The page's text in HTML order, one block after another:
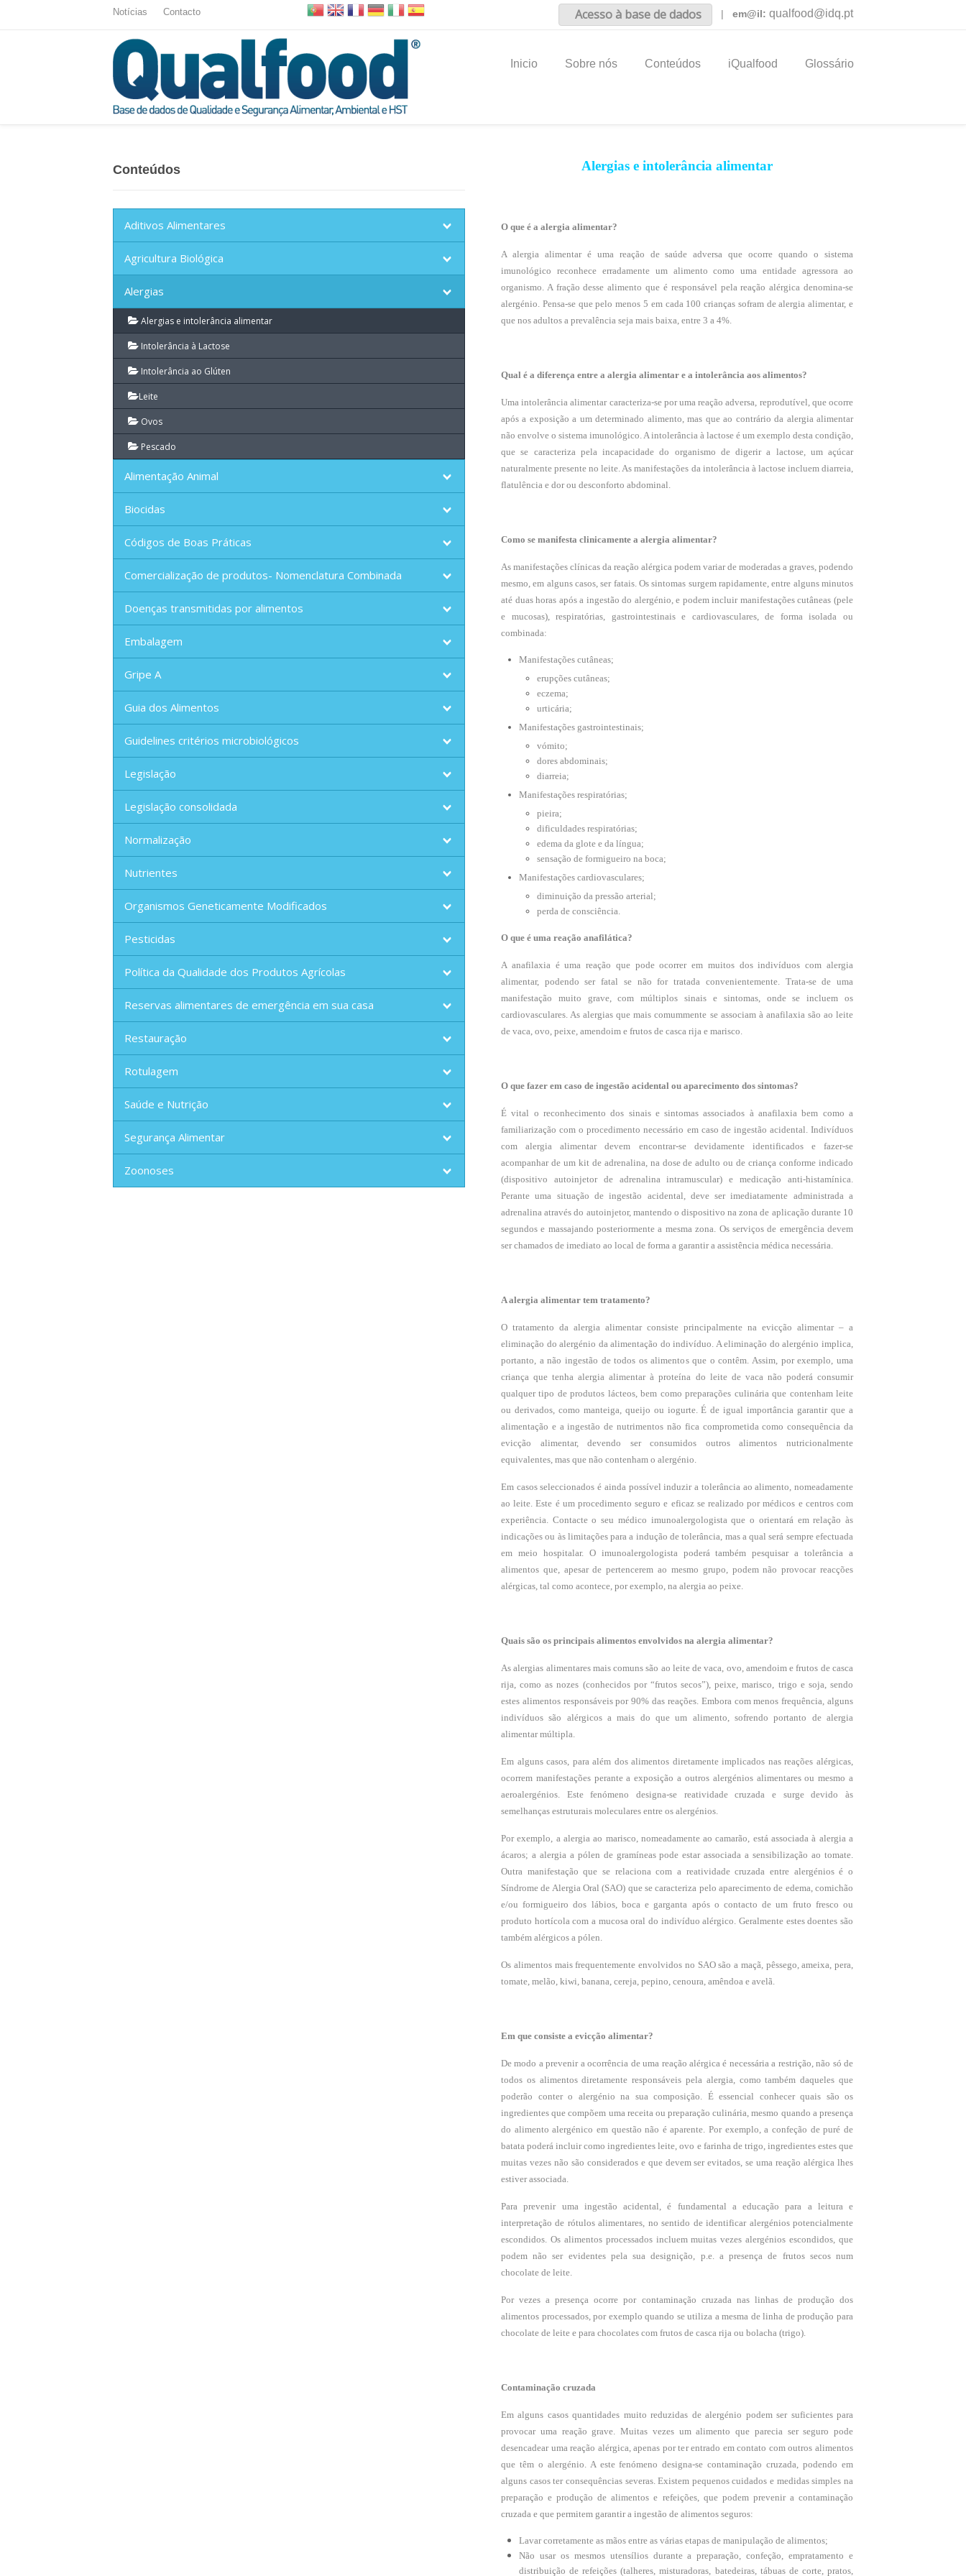
Notícias Contacto Acesso à base de dados | em@il: qualfood@idq.pt
Inicio Sobre nós Conteúdos iQualfood Glossário
Alergias e intolerância alimentar
O que é a alergia alimentar?
A alergia alimentar é uma reação de saúde adversa que ocorre quando o sistema
imunológico reconhece erradamente um alimento como uma entidade agressora ao
organismo. A fração desse alimento que é responsável pela reação alérgica denomina-se
alergénio. Pensa-se que pelo menos 5 em cada 100 crianças sofram de alergia alimentar, e
que nos adultos a prevalência seja mais baixa, entre 3 a 4%.
Qual é a diferença entre a alergia alimentar e a intolerância aos alimentos?
Uma intolerância alimentar caracteriza-se por uma reação adversa, reprodutível, que ocorre
após a exposição a um determinado alimento, mas que ao contrário da alergia alimentar
não envolve o sistema imunológico. A intolerância à lactose é um exemplo desta condição,
que se caracteriza pela incapacidade do organismo de digerir a lactose, um açúcar
naturalmente presente no leite. As manifestações da intolerância à lactose incluem diarreia,
flatulência e dor ou desconforto abdominal.
Como se manifesta clinicamente a alergia alimentar?
As manifestações clínicas da reação alérgica podem variar de moderadas a graves, podendo
mesmo, em alguns casos, ser fatais. Os sintomas surgem rapidamente, entre alguns minutos
até duas horas após a ingestão do alergénio, e podem incluir manifestações cutâneas (pele
e mucosas), respiratórias, gastrointestinais e cardiovasculares, de forma isolada ou
combinada:
Manifestações cutâneas;
erupções cutâneas;
eczema;
urticária;
Manifestações gastrointestinais;
vómito;
dores abdominais;
diarreia;
Manifestações respiratórias;
pieira;
dificuldades respiratórias;
edema da glote e da língua;
sensação de formigueiro na boca;
Manifestações cardiovasculares;
diminuição da pressão arterial;
perda de consciência.
O que é uma reação anafilática?
A anafilaxia é uma reação que pode ocorrer em muitos dos indivíduos com alergia
alimentar, podendo ser fatal se não for tratada convenientemente. Trata-se de uma
manifestação muito grave, com múltiplos sinais e sintomas, onde se incluem os
cardiovasculares. As alergias que mais comummente se associam à anafilaxia são ao leite
de vaca, ovo, peixe, amendoim e frutos de casca rija e marisco.
O que fazer em caso de ingestão acidental ou aparecimento dos sintomas?
É vital o reconhecimento dos sinais e sintomas associados à anafilaxia bem como a
familiarização com o procedimento necessário em caso de ingestão acidental. Indivíduos
com alergia alimentar devem encontrar-se devidamente identificados e fazer-se
acompanhar de um kit de adrenalina, na dose de adulto ou de criança conforme indicado
(dispositivo autoinjetor de adrenalina intramuscular) e medicação anti-histamínica.
Perante uma situação de ingestão acidental, deve ser imediatamente administrada a
adrenalina através do autoinjetor, mantendo o dispositivo na zona de aplicação durante 10
segundos e massajando posteriormente a mesma zona. Os serviços de emergência devem
ser chamados de imediato ao local de forma a garantir a assistência médica necessária.
A alergia alimentar tem tratamento?
O tratamento da alergia alimentar consiste principalmente na evicção alimentar – a
eliminação do alergénio da alimentação do indivíduo. A eliminação do alergénio implica,
portanto, a não ingestão de todos os alimentos que o contêm. Assim, por exemplo, uma
criança que tenha alergia alimentar à proteína do leite de vaca não poderá consumir
qualquer tipo de produtos lácteos, bem como preparações culinária que contenham leite
ou derivados, como manteiga, queijo ou iogurte. É de igual importância garantir que a
alimentação e a ingestão de nutrimentos não fica comprometida como consequência da
evicção alimentar, devendo ser consumidos outros alimentos nutricionalmente
equivalentes, mas que não contenham o alergénio.
Em casos seleccionados é ainda possível induzir a tolerância ao alimento, nomeadamente
ao leite. Este é um procedimento seguro e eficaz se realizado por médicos e centros com
experiência. Contacte o seu médico imunoalergologista que o orientará em relação às
indicações ou às limitações para a indução de tolerância, mas a qual será sempre efectuada
em meio hospitalar. O imunoalergologista poderá também pesquisar a tolerância a
alimentos que, apesar de pertencerem ao mesmo grupo, podem não provocar reacções
alérgicas, tal como acontece, por exemplo, na alergia ao peixe.
Quais são os principais alimentos envolvidos na alergia alimentar?
As alergias alimentares mais comuns são ao leite de vaca, ovo, amendoim e frutos de casca
rija, como as nozes (conhecidos por “frutos secos”), peixe, marisco, trigo e soja, sendo
estes alimentos responsáveis por 90% das reações. Embora com menos frequência, alguns
indivíduos são alérgicos a mais do que um alimento, sofrendo portanto de alergia
alimentar múltipla.
Em alguns casos, para além dos alimentos diretamente implicados nas reações alérgicas,
ocorrem manifestações perante a exposição a outros alergénios alimentares ou mesmo a
aeroalergénios. Este fenómeno designa-se reatividade cruzada e surge devido às
semelhanças estruturais moleculares entre os alergénios.
Por exemplo, a alergia ao marisco, nomeadamente ao camarão, está associada à alergia a
ácaros; a alergia a pólen de gramíneas pode estar associada a sensibilização ao tomate.
Outra manifestação que se relaciona com a reatividade cruzada entre alergénios é o
Síndrome de Alergia Oral (SAO) que se caracteriza pelo aparecimento de edema, comichão
e/ou formigueiro dos lábios, boca e garganta após o contacto de um fruto fresco ou
produto hortícola com a mucosa oral do indivíduo alérgico. Geralmente estes doentes são
também alérgicos a pólen.
Os alimentos mais frequentemente envolvidos no SAO são a maçã, pêssego, ameixa, pera,
tomate, melão, kiwi, banana, cereja, pepino, cenoura, amêndoa e avelã.
Em que consiste a evicção alimentar?
De modo a prevenir a ocorrência de uma reação alérgica é necessária a restrição, não só de
todos os alimentos diretamente responsáveis pela alergia, como também daqueles que
poderão conter o alergénio na sua composição. É essencial conhecer quais são os
ingredientes que compõem uma receita ou preparação culinária, mesmo quando a presença
do alimento alergénico em questão não é aparente. Por exemplo, a confeção de puré de
batata poderá incluir como ingredientes leite, ovo e farinha de trigo, ingredientes estes que
muitas vezes não são considerados e que devem ser evitados, se uma reação alérgica lhes
estiver associada.
Para prevenir uma ingestão acidental, é fundamental a educação para a leitura e
interpretação de rótulos alimentares, no sentido de identificar alergénios potencialmente
escondidos. Os alimentos processados incluem muitas vezes alergénios escondidos, que
podem não ser evidentes pela sua designição, p.e. a presença de frutos secos num
chocolate de leite.
Por vezes a presença ocorre por contaminação cruzada nas linhas de produção dos
alimentos processados, por exemplo quando se utiliza a mesma de linha de produção para
chocolate de leite e para chocolates com frutos de casca rija ou bolacha (trigo).
Contaminação cruzada
Em alguns casos quantidades muito reduzidas de alergénio podem ser suficientes para
provocar uma reação grave. Muitas vezes um alimento que parecia ser seguro pode
desencadear uma reação alérgica, apenas por ter entrado em contato com outros alimentos
que têm o alergénio. A este fenómeno designa-se contaminação cruzada, podendo em
alguns casos ter consequências severas. Existem pequenos cuidados e medidas simples na
preparação e produção de alimentos e refeições, que podem prevenir a contaminação
cruzada e que permitem garantir a ingestão de alimentos seguros:
Lavar corretamente as mãos entre as várias etapas de manipulação de alimentos;
Não usar os mesmos utensílios durante a preparação, confeção, empratamento e
distribuição de refeições (talheres, misturadoras, batedeiras, tábuas de corte, pratos,
Conteúdos
Aditivos Alimentares
Agricultura Biológica
Alergias
Alergias e intolerância alimentar
Intolerância à Lactose
Intolerância ao Glúten
Leite
Ovos
Pescado
Alimentação Animal
Biocidas
Códigos de Boas Práticas
Comercialização de produtos- Nomenclatura Combinada
Doenças transmitidas por alimentos
Embalagem
Gripe A
Guia dos Alimentos
Guidelines critérios microbiológicos
Legislação
Legislação consolidada
Normalização
Nutrientes
Organismos Geneticamente Modificados
Pesticidas
Política da Qualidade dos Produtos Agrícolas
Reservas alimentares de emergência em sua casa
Restauração
Rotulagem
Saúde e Nutrição
Segurança Alimentar
Zoonoses